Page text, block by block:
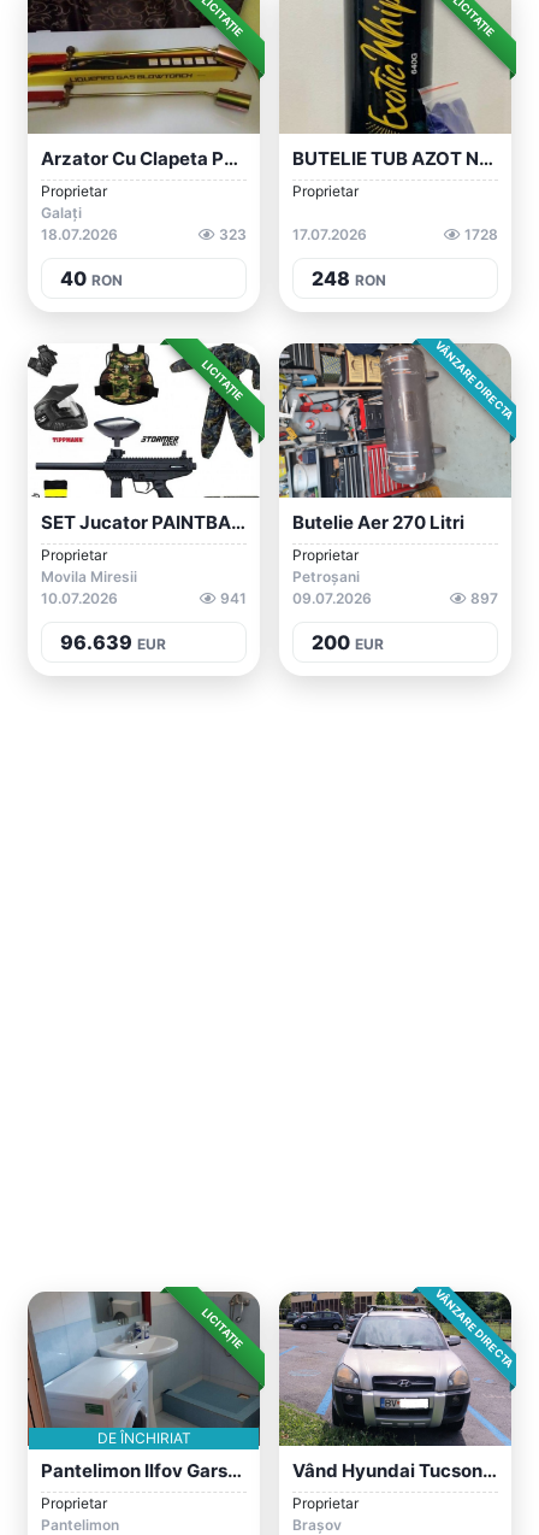
LICITAȚIE
Arzator Cu Clapeta Pentru La Butelie (pa...
Proprietar
Galați
18.07.2026
323
40 RON
LICITAȚIE
BUTELIE TUB AZOT N2O Exotic Whip! Capsul...
Proprietar
17.07.2026 1728
248 RON
LICITAȚIE
SET Jucator PAINTBALL (arma+butelie+load...
Proprietar
Movila Miresii
10.07.2026
941
96.639 EUR
VÂNZARE DIRECTA
Butelie Aer 270 Litri
Proprietar
Petroșani
09.07.2026
897
200 EUR
LICITAȚIE
DE ÎNCHIRIAT
Pantelimon Ilfov Garsoniera Mobilata Uti...
Proprietar
Pantelimon
VÂNZARE DIRECTA
Vând Hyundai Tucson 2L 2008, 4X4, Benzin...
Proprietar
Brașov